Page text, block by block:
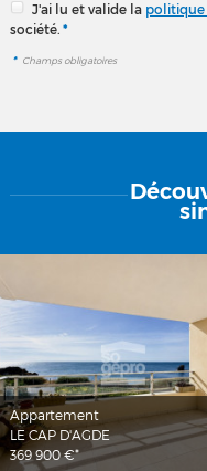
J'ai lu et valide la politique
société. *
* Champs obligatoires
Appartement
LE CAP D'AGDE
369 900 €*